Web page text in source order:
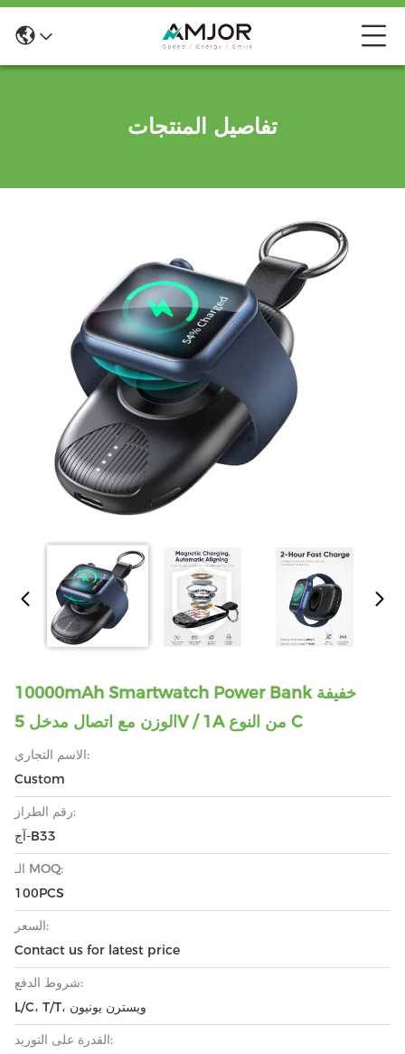
تفاصيل المنتجات
10000mAh Smartwatch Power Bank خفيفة
الوزن مع اتصال مدخل 5V / 1A من النوع C
الاسم التجاري:
Custom
رقم الطراز:
آج-B33
الـ MOQ:
100PCS
السعر:
Contact us for latest price
شروط الدفع:
L/C، T/T، ويسترن يونيون
القدرة على التوريد: